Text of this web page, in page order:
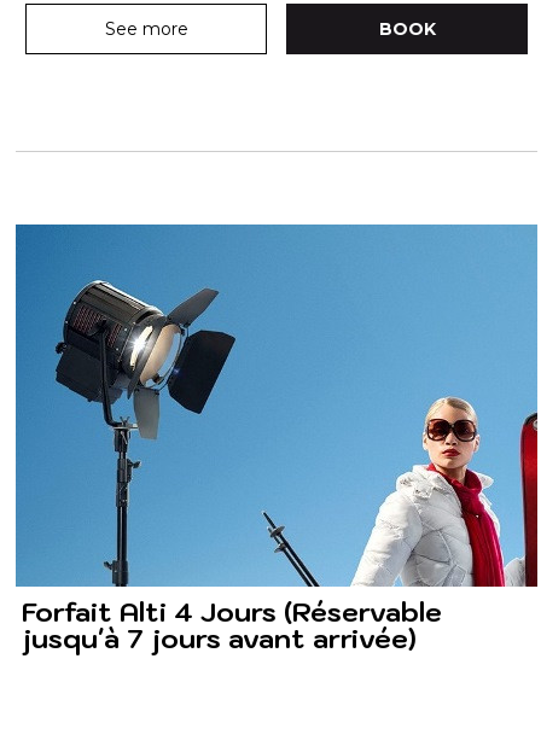
See more BOOK
Forfait Alti 4 Jours (Réservable
jusqu'à 7 jours avant arrivée)